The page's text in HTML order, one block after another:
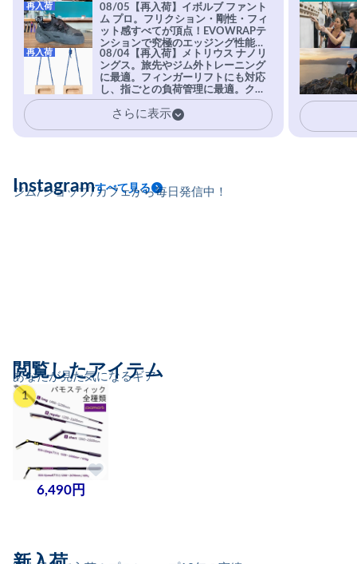
08/05【再入荷】イボルブ ファント
ム プロ。フリクション・剛性・フィ
ット感すべてが頂点！EVOWRAPテ
ンションで究極のエッジング性能を
実現。進化系ラバーEvo-74はTRAX
を凌駕する粘着力で極小ホールドに
安心感。
再入荷
08/04【再入荷】メトリウス ナノリ
ングス。旅先やジム外トレーニング
に最適。フィンガーリフトにも対応
し、指ごとの負荷管理に最適。クラ
イマーの指を本気で鍛えるギア。
再入荷
さらに表示
ジム/ショップ/カフェから毎日発信中！
Instagramすべて見る
あなたが見た気になるギア
閲覧したアイテム
1
6,490円